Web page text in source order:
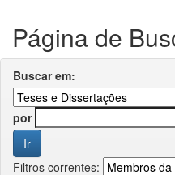
Página de
Buscar em:
por
Filtros correntes: